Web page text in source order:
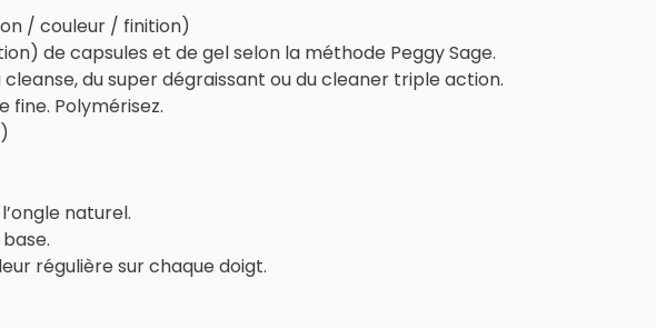
/ couleur / finition)
de capsules et de gel selon la méthode Peggy Sage.
cleanse, du super dégraissant ou du cleaner triple action.
fine. Polymérisez.
naturel.
régulière sur chaque doigt.